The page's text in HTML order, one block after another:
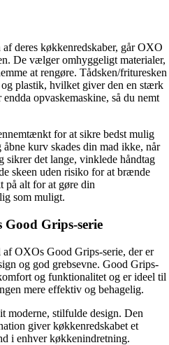
deres køkkenredskaber, går OXO
De vælger omhyggeligt materialer,
at rengøre. Tådsken/frituresken
plastik, hvilket giver den en stærk
opvaskemaskine, så du nemt
for at sikre bedst mulig
kurv skades din mad ikke, når
sikrer det lange, vinklede håndtag
skeen uden risiko for at brænde
alt for at gøre din
som muligt.
Grips-serie
af OXOs Good Grips-serie, der er
og god grebsevne. Good Grips-
og funktionalitet og er ideel til
mere effektiv og behagelig.
moderne, stilfulde design. Den
giver køkkenredskabet et
i enhver køkkenindretning.